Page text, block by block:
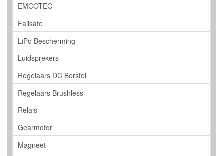
EMCOTEC
Failsafe
LiPo Bescherming
Luidsprekers
Regelaars DC Borstel
Regelaars Brushless
Relais
Gearmotor
Magneet